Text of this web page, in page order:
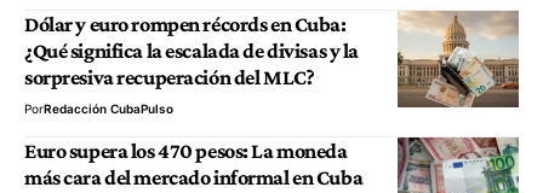
Dólar y euro rompen récords en Cuba:
¿Qué significa la escalada de divisas y la
sorpresiva recuperación del MLC?
PorRedacción CubaPulso
Euro supera los 470 pesos: La moneda
más cara del mercado informal en Cuba